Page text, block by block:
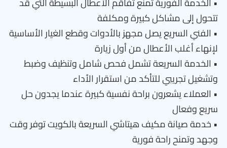
تتحول إلى مشاكل كبيرة ومكلفة
• الفني السريع يصل مجهز بالأدوات وقطع الغيار الأساسية
لإنهاء أغلب الأعطال من أول زيارة
• الخدمة السريعة تشمل فحص شامل وتنظيف وضبط
وتشغيل تجريبي للتأكد من استقرار الأداء
• العملاء يشعرون براحة نفسية كبيرة عندما يجدون حل
سريع وفعال
• خدمة صيانة مكيف هيتاشي السريعة بالكويت توفر وقت
وجهد وتمنح راحة فورية